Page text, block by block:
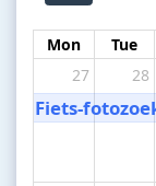
Mon Tue
27
Fiets-
28